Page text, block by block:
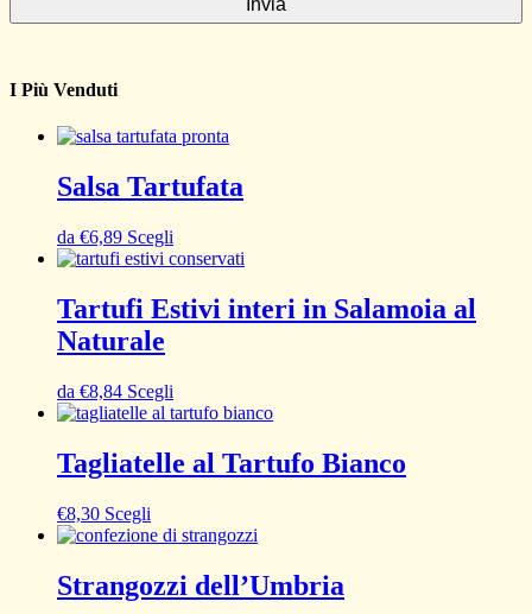
I Più Venduti
Salsa Tartufata
da €6,89 Scegli
Tartufi Estivi interi in Salamoia al
Naturale
da €8,84 Scegli
Tagliatelle al Tartufo Bianco
€8,30 Scegli
Strangozzi dell’Umbria